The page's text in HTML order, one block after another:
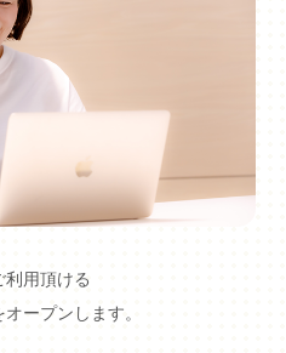
用頂ける
ープンします。